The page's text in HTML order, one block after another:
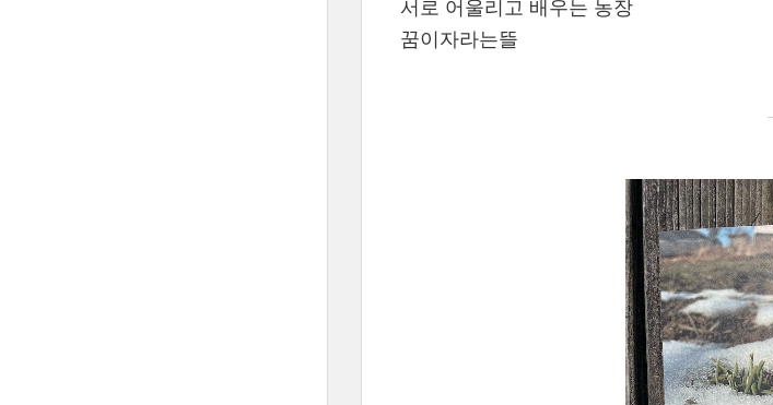
서로 어울리고 배우는 농장
꿈이자라는뜰